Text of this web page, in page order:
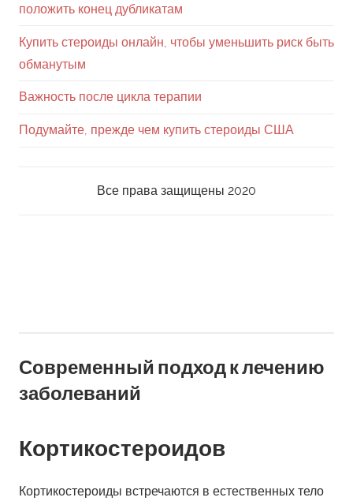
положить конец дубликатам
Купить стероиды онлайн, чтобы уменьшить риск быть
обманутым
Важность после цикла терапии
Подумайте, прежде чем купить стероиды США
Все права защищены 2020
Современный подход к лечению
заболеваний
Кортикостероидов
Кортикостероиды встречаются в естественных тело